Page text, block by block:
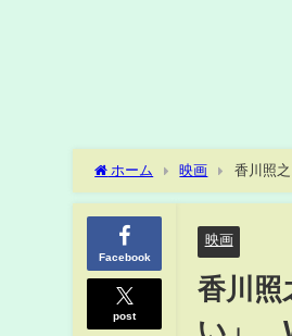
ホーム 映画 香川照
Facebook
post
映画
香川照
い」